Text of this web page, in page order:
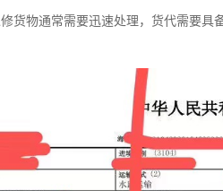
货物通常需要迅速处理，货代需要